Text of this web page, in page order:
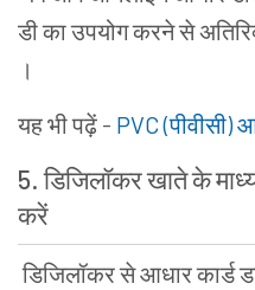
डीकाउपयोगकरनेसे
।
यहभीपढ़ें - PVC (पीवीसी)
5.डिजिलॉकरखातेके
करें
डिजिलॉकरसेआधारकार्ड